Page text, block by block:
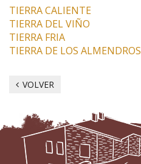
TIERRA CALIENTE
TIERRA DEL VIÑO
TIERRA FRIA
TIERRA DE LOS ALMENDROS
VOLVER